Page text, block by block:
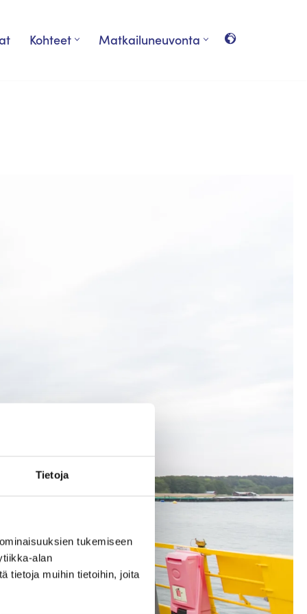
Tietoja
tukemiseen
alan
tietoja muihin tietoihin, joita
Kohteet Matkailuneuvonta